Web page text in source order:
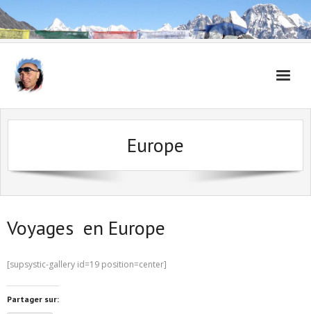
Accueil
Europe
Voyages en Europe
[supsystic-gallery id=19 position=center]
Partager sur: